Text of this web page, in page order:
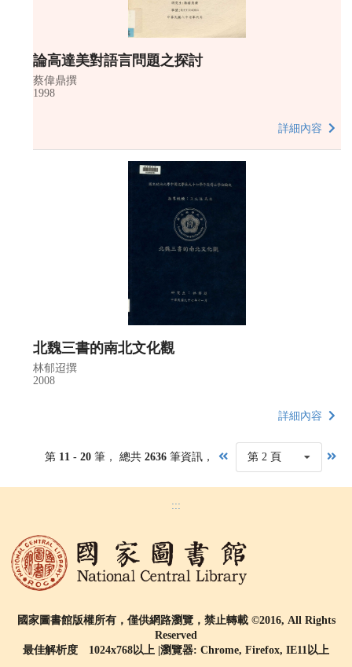
論高達美對語言問題之探討
蔡偉鼎撰
1998
詳細內容
北魏三書的南北文化觀
林郁迢撰
2008
詳細內容
第 11 - 20 筆， 總共 2636筆資訊， 第 2 頁
:::
國家圖書館版權所有，僅供網路瀏覽，禁止轉載 ©2016, All Rights
Reserved
最佳解析度 1024x768以上 |瀏覽器: Chrome, Firefox, IE11以上